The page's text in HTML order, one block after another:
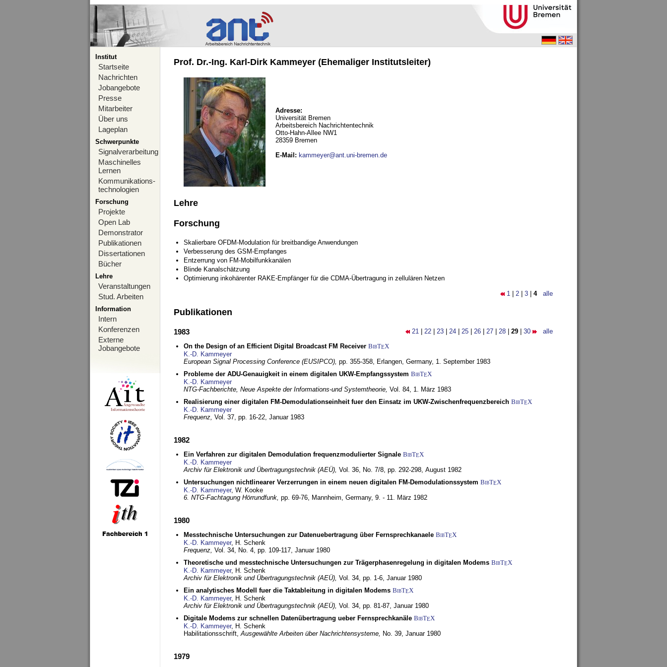
Institut
Startseite
Nachrichten
Jobangebote
Presse
Mitarbeiter
Über uns
Lageplan
Schwerpunkte
Signalverarbeitung
Maschinelles
Lernen
Kommunikations-
technologien
Forschung
Projekte
Open Lab
Demonstrator
Publikationen
Dissertationen
Bücher
Lehre
Veranstaltungen
Stud. Arbeiten
Information
Intern
Konferenzen
Externe
Jobangebote
Prof. Dr.-Ing. Karl-Dirk Kammeyer (Ehemaliger Institutsleiter)
Adresse:
Universität Bremen
Arbeitsbereich Nachrichtentechnik
Otto-Hahn-Allee NW1
28359 Bremen
E-Mail : kammeyer@ant.uni-bremen.de
Lehre
Forschung
Skalierbare OFDM-Modulation für breitbandige Anwendungen
Verbesserung des GSM-Empfanges
Entzerrung von FM-Mobilfunkkanälen
Blinde Kanalschätzung
Optimierung inkohärenter RAKE-Empfänger für die CDMA-Übertragung in zellulären Netzen
1 2 3 4 alle
Publikationen
21 22 23 24 25 26 27 28 29 30 alle
1983
On the Design of an Efficient Digital Broadcast FM Receiver BibTEX
K.-D. Kammeyer
European Signal Processing Conference (EUSIPCO), pp. 355-358, Erlangen, Germany, 1. September 1983
Probleme der ADU-Genauigkeit in einem digitalen UKW-Empfangssystem BibTEX
K.-D. Kammeyer
NTG-Fachberichte, Neue Aspekte der Informations-und Systemtheorie, Vol. 84, 1. März 1983
Realisierung einer digitalen FM-Demodulationseinheit fuer den Einsatz im UKW-Zwischenfrequenzbereich BibTEX
K.-D. Kammeyer
Frequenz, Vol. 37, pp. 16-22, Januar 1983
1982
Ein Verfahren zur digitalen Demodulation frequenzmodulierter Signale BibTEX
K.-D. Kammeyer
Archiv für Elektronik und Übertragungstechnik (AEÜ), Vol. 36, No. 7/8, pp. 292-298, August 1982
Untersuchungen nichtlinearer Verzerrungen in einem neuen digitalen FM-Demodulationssystem BibTEX
K.-D. Kammeyer, W. Kooke
6. NTG-Fachtagung Hörrundfunk, pp. 69-76, Mannheim, Germany, 9. - 11. März 1982
1980
Messtechnische Untersuchungen zur Datenuebertragung über Fernsprechkanaele BibTEX
K.-D. Kammeyer, H. Schenk
Frequenz, Vol. 34, No. 4, pp. 109-117, Januar 1980
Theoretische und messtechnische Untersuchungen zur Trägerphasenregelung in digitalen Modems BibTEX
K.-D. Kammeyer, H. Schenk
Archiv für Elektronik und Übertragungstechnik (AEÜ), Vol. 34, pp. 1-6, Januar 1980
Ein analytisches Modell fuer die Taktableitung in digitalen Modems BibTEX
K.-D. Kammeyer, H. Schenk
Archiv für Elektronik und Übertragungstechnik (AEÜ), Vol. 34, pp. 81-87, Januar 1980
Digitale Modems zur schnellen Datenübertragung ueber Fernsprechkanäle BibTEX
K.-D. Kammeyer, H. Schenk
Habilitationsschrift,Ausgewählte Arbeiten über Nachrichtensysteme, No. 39, Januar 1980
1979